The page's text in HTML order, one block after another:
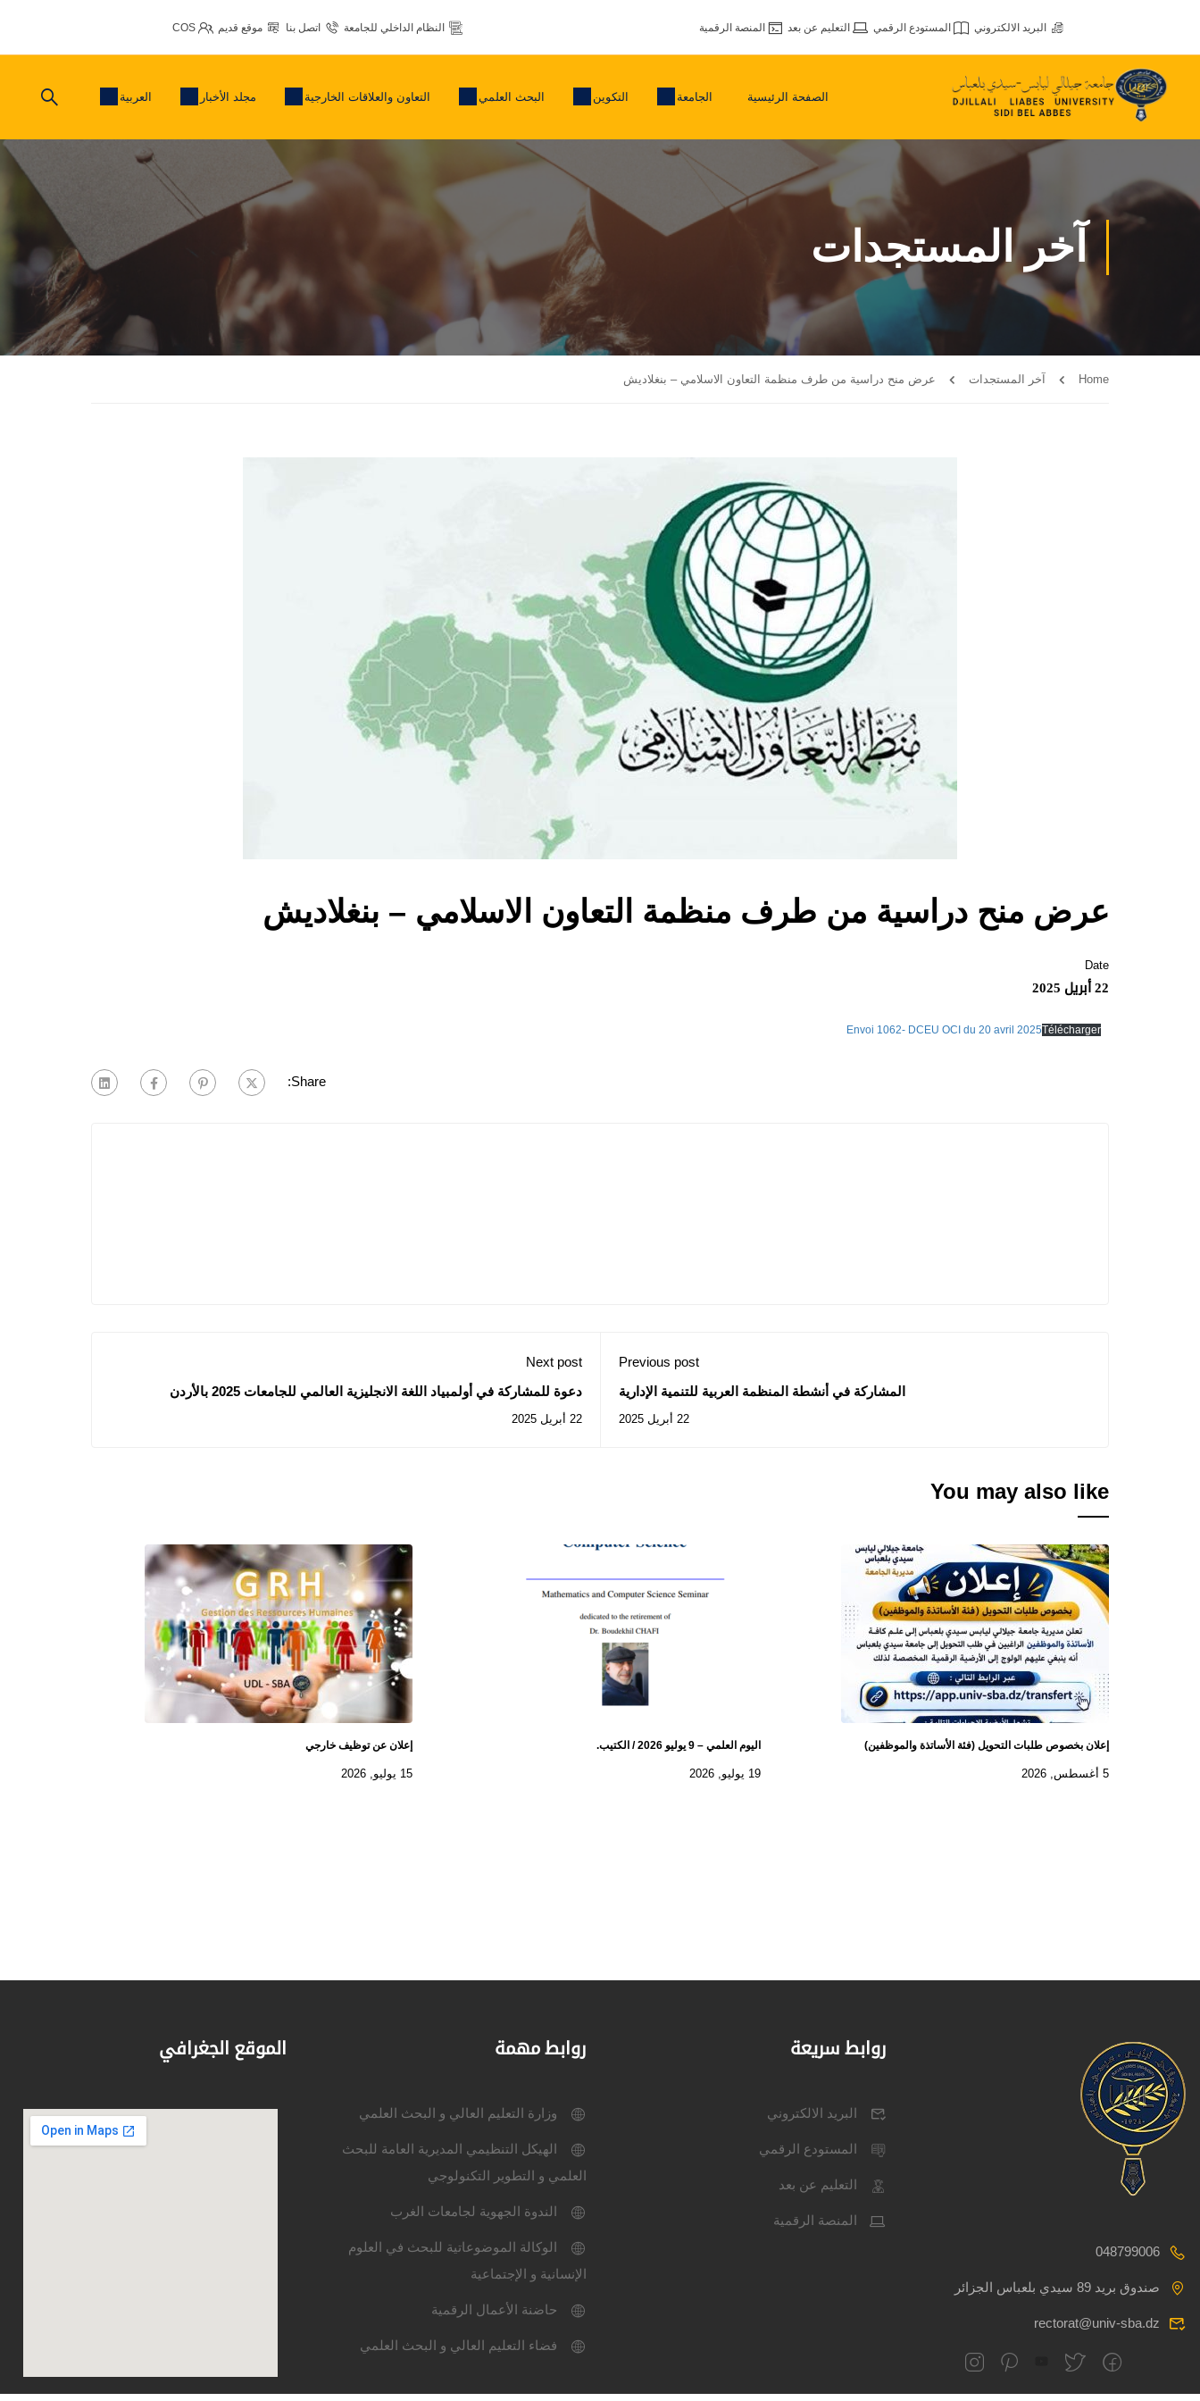
البريد الالكتروني المستودع الرقمي التعليم عن بعد المنصة الرقمية النظام الداخلي للجامعة اتصل بنا موقع قديم COS
الصفحة الرئيسية الجامعة التكوين البحث العلمي التعاون والعلاقات الخارجية مجلد الأخبار العربية
آخر المستجدات
Home آخر المستجدات عرض منح دراسية من طرف منظمة التعاون الاسلامي – بنغلاديش
عرض منح دراسية من طرف منظمة التعاون الاسلامي – بنغلاديش
Date
22 أبريل 2025
Envoi 1062- DCEU OCI du 20 avril 2025Télécharger
Share:
Previous post
المشاركة في أنشطة المنظمة العربية للتنمية الإدارية
22 أبريل 2025
Next post
دعوة للمشاركة في أولمبياد اللغة الانجليزية العالمي للجامعات 2025 بالأردن
22 أبريل 2025
You may also like
إعلان بخصوص طلبات التحويل (فئة الأساتذة والموظفين)
5 أغسطس, 2026
اليوم العلمي – 9 يوليو 2026 / الكتيب.
19 يوليو, 2026
إعلان عن توظيف خارجي
15 يوليو, 2026
048799006
صندوق بريد 89 سيدي بلعباس الجزائر
rectorat@univ-sba.dz
روابط سريعة
البريد الالكتروني
المستودع الرقمي
التعليم عن بعد
المنصة الرقمية
روابط مهمة
وزارة التعليم العالي و البحث العلمي
الهيكل التنظيمي المديرية العامة للبحث
العلمي و التطوير التكنولوجي
الندوة الجهوية لجامعات الغرب
الوكالة الموضوعاتية للبحث في العلوم
الإنسانية و الإجتماعية
حاضنة الأعمال الرقمية
فضاء التعليم العالي و البحث العلمي
الموقع الجغرافي